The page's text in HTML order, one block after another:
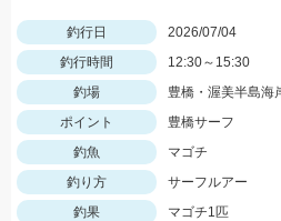
釣行日
2026/07/04
釣行時間
12:30～15:30
釣場
豊橋・渥美半島海
ポイント
豊橋サーフ
釣魚
マゴチ
釣り方
サーフルアー
釣果
マゴチ1匹